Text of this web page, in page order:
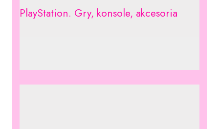
PlayStation. Gry, konsole, akcesoria